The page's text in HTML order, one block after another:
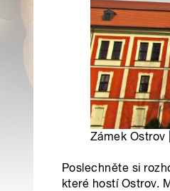
Zámek Ostrov
Poslechněte si
které hostí Ostrov.